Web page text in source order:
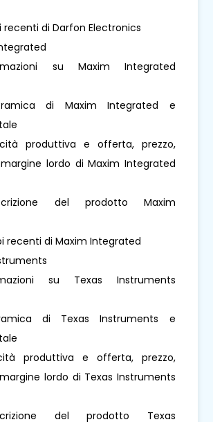
recenti di Darfon Electronics
su Maxim Integrated
di Maxim Integrated e
produttiva e offerta, prezzo,
lordo di Maxim Integrated
del prodotto Maxim
recenti di Maxim Integrated
su Texas Instruments
di Texas Instruments e
produttiva e offerta, prezzo,
lordo di Texas Instruments
del prodotto Texas